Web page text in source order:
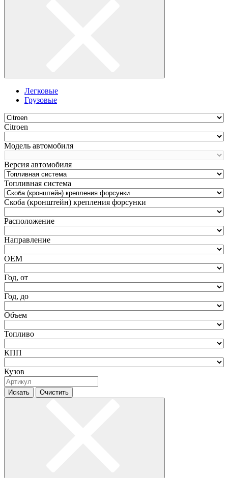
Легковые
Грузовые
Citroen
Модель автомобиля
Версия автомобиля
Топливная система
Скоба (кронштейн) крепления форсунки
Расположение
Направление
ОЕМ
Год, от
Год, до
Объем
Топливо
КПП
Кузов
Искать Очистить